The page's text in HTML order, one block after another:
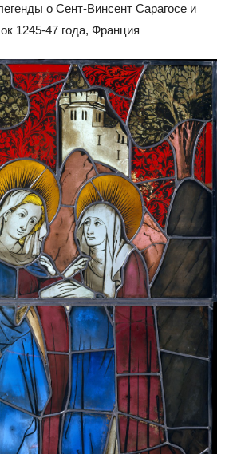
о Сент-Винсент Сарагосе и
1245-47 года, Франция